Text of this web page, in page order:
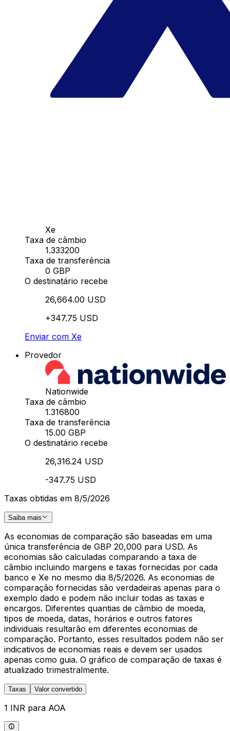
Xe
Taxa de câmbio
1.333200
Taxa de transferência
0 GBP
O destinatário recebe
26,664.00 USD
+347.75 USD
Enviar com Xe
Provedor
Nationwide
Taxa de câmbio
1.316800
Taxa de transferência
15.00 GBP
O destinatário recebe
26,316.24 USD
-347.75 USD
Taxas obtidas em 8/5/2026
Saiba mais
As economias de comparação são baseadas em uma
única transferência de GBP 20,000 para USD. As
economias são calculadas comparando a taxa de
câmbio incluindo margens e taxas fornecidas por cada
banco e Xe no mesmo dia 8/5/2026. As economias de
comparação fornecidas são verdadeiras apenas para o
exemplo dado e podem não incluir todas as taxas e
encargos. Diferentes quantias de câmbio de moeda,
tipos de moeda, datas, horários e outros fatores
individuais resultarão em diferentes economias de
comparação. Portanto, esses resultados podem não ser
indicativos de economias reais e devem ser usados
apenas como guia. O gráfico de comparação de taxas é
atualizado trimestralmente.
Taxas Valor convertido
1 INR para AOA